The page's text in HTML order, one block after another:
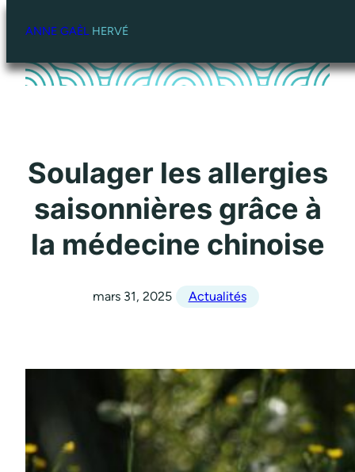
Aller
ANNE GAÈL HERVÉ
Soulager les allergies
saisonnières grâce à
la médecine chinoise
mars 31, 2025 Actualités